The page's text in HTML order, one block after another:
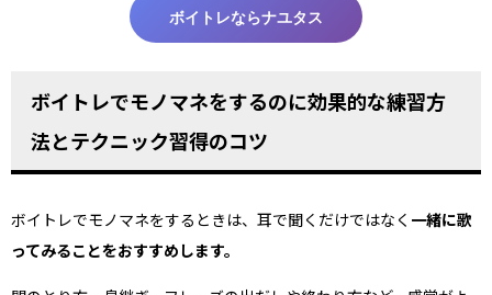
ボイトレならナユタス
ボイトレでモノマネをするのに効果的な練習方
法とテクニック習得のコツ
ボイトレでモノマネをするときは、耳で聞くだけではなく 一緒に歌
ってみることをおすすめします。